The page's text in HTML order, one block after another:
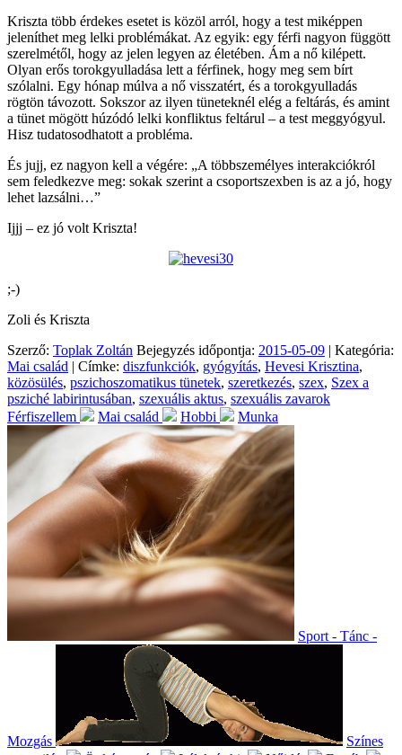
Kriszta több érdekes esetet is közöl arról, hogy a test miképpen
jeleníthet meg lelki problémákat. Az egyik: egy férfi nagyon függött
szerelmétől, hogy az jelen legyen az életében. Ám a nő kilépett.
Olyan erős torokgyulladása lett a férfinek, hogy meg sem bírt
szólalni. Egy hónap múlva a nő visszatért, és a torokgyulladás
rögtön távozott. Sokszor az ilyen tüneteknél elég a feltárás, és amint
a tünet mögött húzódó lelki konfliktus feltárul – a test meggyógyul.
Hisz tudatosodhatott a probléma.
És jujj, ez nagyon kell a végére: „A többszemélyes interakciókról
sem feledkezve meg: sokak szerint a csoportszexben is az a jó, hogy
lehet lazsálni…”
Ijjj – ez jó volt Kriszta!
;-)
Zoli és Kriszta
Szerző: Toplak Zoltán Bejegyzés időpontja: 2015-05-09 | Kategória:
Mai család | Címke: diszfunkciók, gyógyítás, Hevesi Krisztina,
közösülés, pszichoszomatikus tünetek, szeretkezés, szex, Szex a
psziché labirintusában, szexuális aktus, szexuális zavarok
Férfiszellem
Mai család Hobbi Munka
Sport - Tánc -
Mozgás
Színes